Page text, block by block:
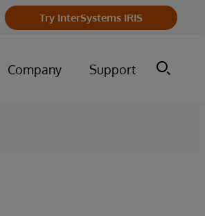
Try InterSystems IRIS
Company Support